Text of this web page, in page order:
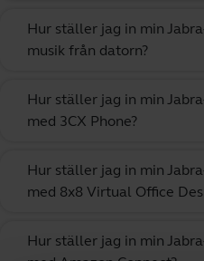
Hur ställer jag in min
musik från datorn?
Hur ställer jag in min
med 3CX Phone?
Hur ställer jag in min
med 8x8 Virtual Office
Hur ställer jag in min